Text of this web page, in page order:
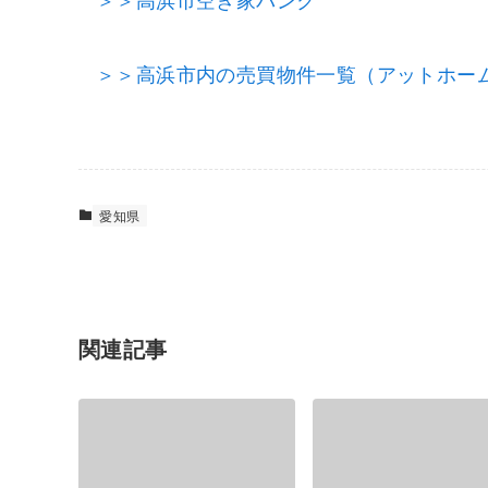
＞＞高浜市内の売買物件一覧（アットホー
愛知県
関連記事